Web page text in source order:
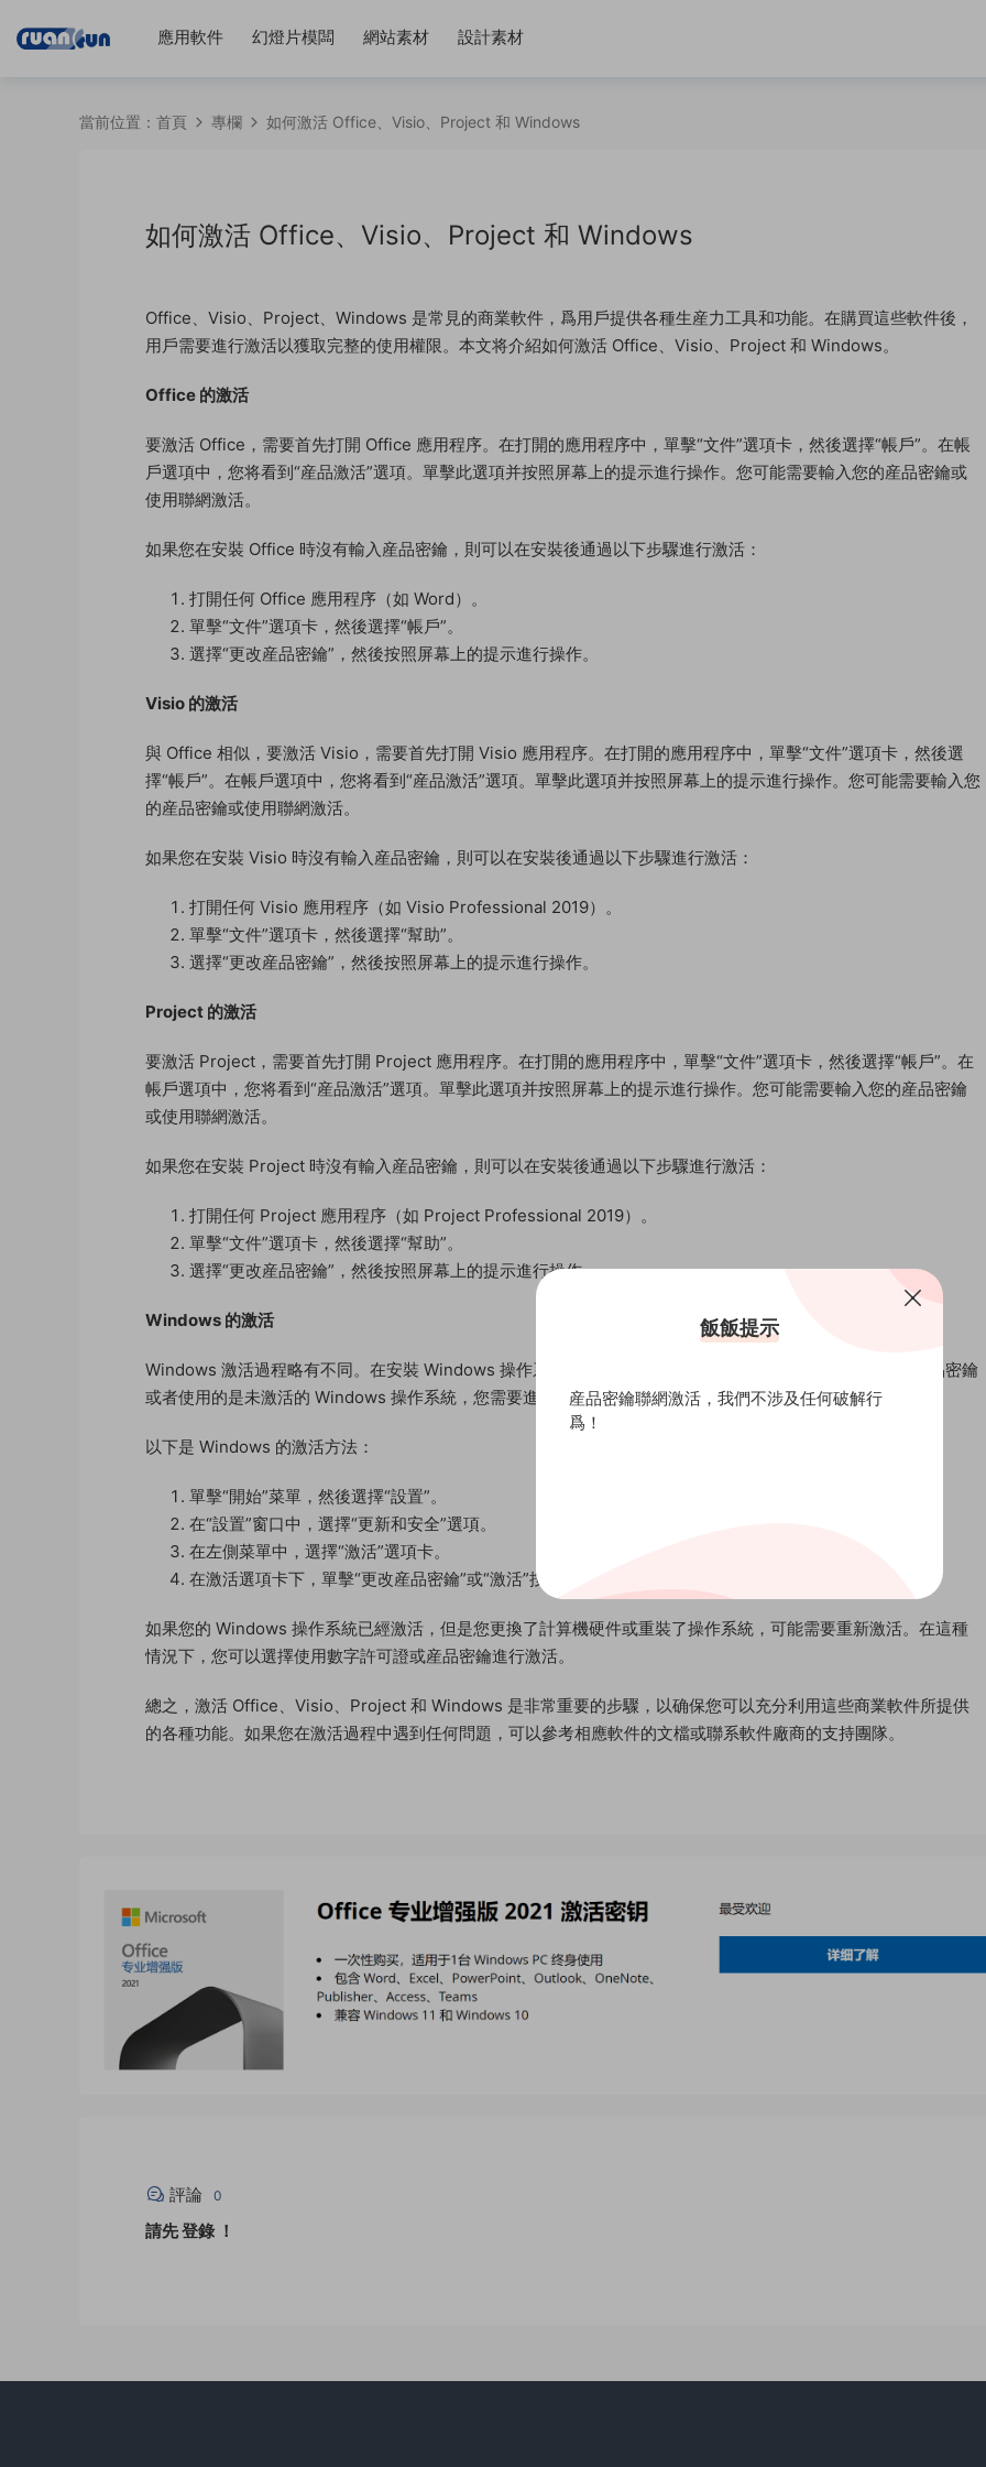
應用軟件 幻燈片模闆 網站素材 設計素材
當前位置： 首頁 專欄 如何激活 Office、Visio、Project 和 Windows
如何激活 Office、Visio、Project 和 Windows
Office、Visio、Project、Windows 是常見的商業軟件，爲用戶提供各種生産力工具和功能。在購買這些軟件後，
用戶需要進行激活以獲取完整的使用權限。本文将介紹如何激活 Office、Visio、Project 和 Windows。
Office 的激活
要激活 Office，需要首先打開 Office 應用程序。在打開的應用程序中，單擊“文件”選項卡，然後選擇“帳戶”。在帳
戶選項中，您将看到“産品激活”選項。單擊此選項并按照屏幕上的提示進行操作。您可能需要輸入您的産品密鑰或
使用聯網激活。
如果您在安裝 Office 時沒有輸入産品密鑰，則可以在安裝後通過以下步驟進行激活：
打開任何 Office 應用程序（如 Word）。
單擊“文件”選項卡，然後選擇“帳戶”。
選擇“更改産品密鑰”，然後按照屏幕上的提示進行操作。
Visio 的激活
與 Office 相似，要激活 Visio，需要首先打開 Visio 應用程序。在打開的應用程序中，單擊“文件”選項卡，然後選
擇“帳戶”。在帳戶選項中，您将看到“産品激活”選項。單擊此選項并按照屏幕上的提示進行操作。您可能需要輸入您
的産品密鑰或使用聯網激活。
如果您在安裝 Visio 時沒有輸入産品密鑰，則可以在安裝後通過以下步驟進行激活：
打開任何 Visio 應用程序（如 Visio Professional 2019）。
單擊“文件”選項卡，然後選擇“幫助”。
選擇“更改産品密鑰”，然後按照屏幕上的提示進行操作。
Project 的激活
要激活 Project，需要首先打開 Project 應用程序。在打開的應用程序中，單擊“文件”選項卡，然後選擇“帳戶”。在
帳戶選項中，您将看到“産品激活”選項。單擊此選項并按照屏幕上的提示進行操作。您可能需要輸入您的産品密鑰
或使用聯網激活。
如果您在安裝 Project 時沒有輸入産品密鑰，則可以在安裝後通過以下步驟進行激活：
打開任何 Project 應用程序（如 Project Professional 2019）。
單擊“文件”選項卡，然後選擇“幫助”。
選擇“更改産品密鑰”，然後按照屏幕上的提示進行操作。
Windows 的激活
Windows 激活過程略有不同。在安裝 Windows 操作系統時，您将被要求輸入産品密鑰。如果您沒有輸入産品密鑰
或者使用的是未激活的 Windows 操作系統，您需要進行激活以獲得完整的功能和更新。
以下是 Windows 的激活方法：
單擊“開始”菜單，然後選擇“設置”。
在“設置”窗口中，選擇“更新和安全”選項。
在左側菜單中，選擇“激活”選項卡。
在激活選項卡下，單擊“更改産品密鑰”或“激活”按鈕，并按照屏幕上的提示進行操作。
如果您的 Windows 操作系統已經激活，但是您更換了計算機硬件或重裝了操作系統，可能需要重新激活。在這種
情況下，您可以選擇使用數字許可證或産品密鑰進行激活。
總之，激活 Office、Visio、Project 和 Windows 是非常重要的步驟，以确保您可以充分利用這些商業軟件所提供
的各種功能。如果您在激活過程中遇到任何問題，可以參考相應軟件的文檔或聯系軟件廠商的支持團隊。
評論 0
請先登錄 ！
飯飯提示
産品密鑰聯網激活，我們不涉及任何破解行
爲！